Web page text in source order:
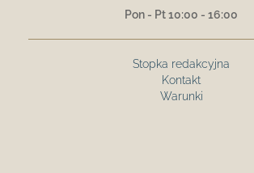
Pon - Pt 10:00 - 16:00
Stopka redakcyjna
Kontakt
Warunki